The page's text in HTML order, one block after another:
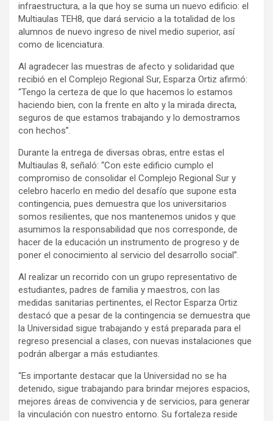
infraestructura, a la que hoy se suma un nuevo edificio: el
Multiaulas TEH8, que dará servicio a la totalidad de los
alumnos de nuevo ingreso de nivel medio superior, así
como de licenciatura.
Al agradecer las muestras de afecto y solidaridad que
recibió en el Complejo Regional Sur, Esparza Ortiz afirmó:
“Tengo la certeza de que lo que hacemos lo estamos
haciendo bien, con la frente en alto y la mirada directa,
seguros de que estamos trabajando y lo demostramos
con hechos”.
Durante la entrega de diversas obras, entre estas el
Multiaulas 8, señaló: “Con este edificio cumplo el
compromiso de consolidar el Complejo Regional Sur y
celebro hacerlo en medio del desafío que supone esta
contingencia, pues demuestra que los universitarios
somos resilientes, que nos mantenemos unidos y que
asumimos la responsabilidad que nos corresponde, de
hacer de la educación un instrumento de progreso y de
poner el conocimiento al servicio del desarrollo social”.
Al realizar un recorrido con un grupo representativo de
estudiantes, padres de familia y maestros, con las
medidas sanitarias pertinentes, el Rector Esparza Ortiz
destacó que a pesar de la contingencia se demuestra que
la Universidad sigue trabajando y está preparada para el
regreso presencial a clases, con nuevas instalaciones que
podrán albergar a más estudiantes.
“Es importante destacar que la Universidad no se ha
detenido, sigue trabajando para brindar mejores espacios,
mejores áreas de convivencia y de servicios, para generar
la vinculación con nuestro entorno. Su fortaleza reside